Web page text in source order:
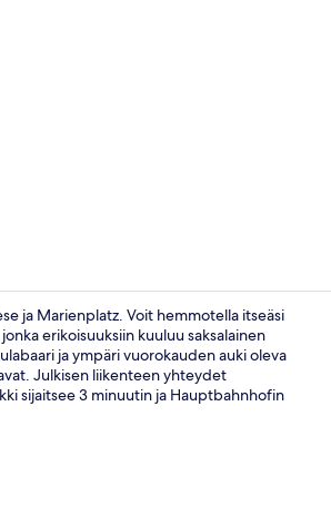
ja Marienplatz. Voit hemmotella itseäsi
erikoisuuksiin kuuluu saksalainen
ja ympäri vuorokauden auki oleva
Julkisen liikenteen yhteydet
sijaitsee 3 minuutin ja Hauptbahnhofin